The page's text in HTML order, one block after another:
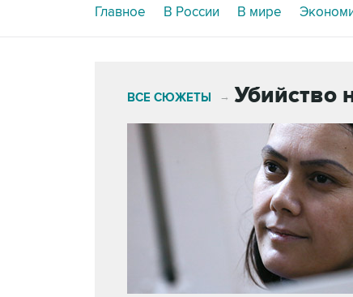
Главное В России В мире
ВСЕ СЮЖЕТЫ → Убийство